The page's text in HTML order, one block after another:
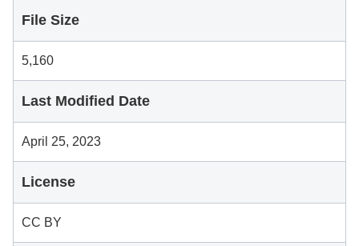
File Size
5,160
Last Modified Date
April 25, 2023
License
CC BY